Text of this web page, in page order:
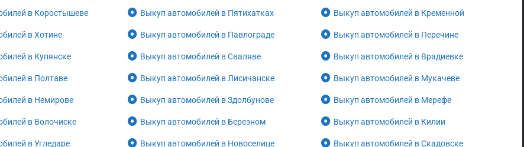
в Коростышеве Выкуп автомобилей в Пятихатках Выкуп автомобилей в Кременной
в Хотине Выкуп автомобилей в Павлограде Выкуп автомобилей в Перечине
в Купянске Выкуп автомобилей в Сваляве Выкуп автомобилей в Врадиевке
в Полтаве Выкуп автомобилей в Лисичанске Выкуп автомобилей в Мукачеве
в Немирове Выкуп автомобилей в Здолбунове Выкуп автомобилей в Мерефе
в Волочиске Выкуп автомобилей в Березном Выкуп автомобилей в Килии
в Угледаре Выкуп автомобилей в Новоселице Выкуп автомобилей в Скадовске